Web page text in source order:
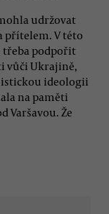
udržovat
přítelem. V této
třeba podpořit
vůči Ukrajině,
ideologii
na paměti
Varšavou. Že